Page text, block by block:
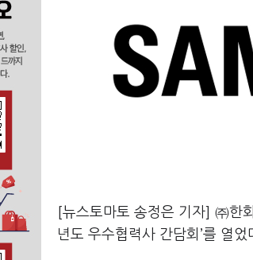
[뉴스토마토 송정은 기자] ㈜한
년도 우수협력사 간담회’를 열